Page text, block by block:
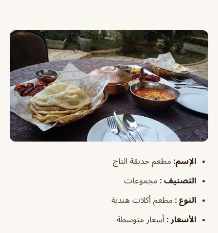
الإسم: مطعم حديقة التاج
التصنيف : مجموعات
النوع : مطعم أكلات هندية
الأسعار : أسعار متوسطة